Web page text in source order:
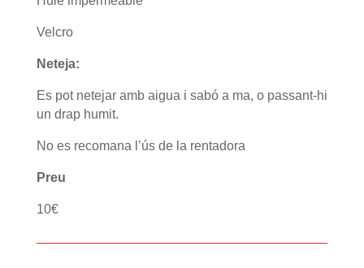
Velcro
Neteja:
Es pot netejar amb aigua i sabó a ma, o passant-hi
un drap humit.
No es recomana l’ús de la rentadora
Preu
10€